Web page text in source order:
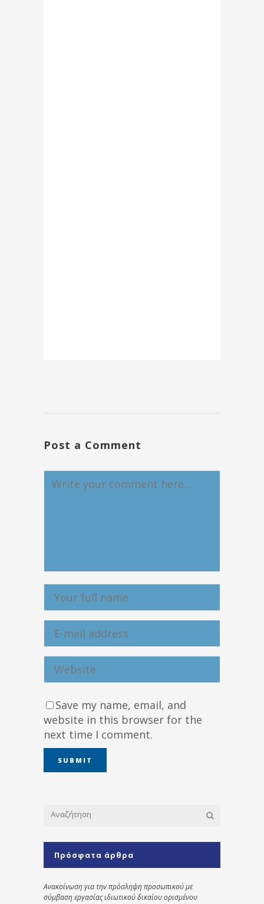
Post a Comment
Save my name, email, and
website in this browser for the
next time I comment.
Πρόσφατα άρθρα
Ανακοίνωση για την πρόσληψη προσωπικού με
σύμβαση εργασίας ιδιωτικού δικαίου ορισμένου